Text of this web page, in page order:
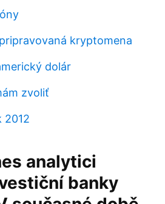
kryptomena
dolár
zvoliť
2012
analytici
banky